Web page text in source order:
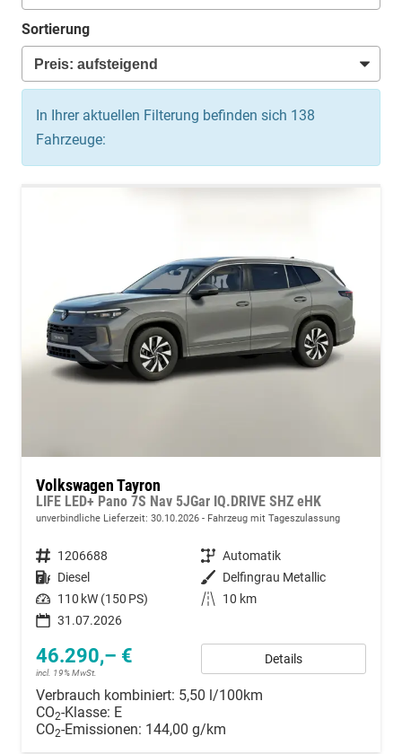
Sortierung
In Ihrer aktuellen Filterung befinden sich 138
Fahrzeuge:
Volkswagen Tayron
LIFE LED+ Pano 7S Nav 5JGar IQ.DRIVE SHZ eHK
unverbindliche Lieferzeit: 30.10.2026 Fahrzeug mit Tageszulassung
Fahrzeugnummer 1206688 Getriebe Automatik
Kraftstoff Diesel Außenfarbe Delfingrau Metallic
Leistung 110 kW (150 PS) Kilometerstand
10 km
31.07.2026
46.290,– €
incl. 19% MwSt.
Details
Verbrauch kombiniert: 5,50 l/100km
CO2-Klasse: E
CO2-Emissionen: 144,00 g/km